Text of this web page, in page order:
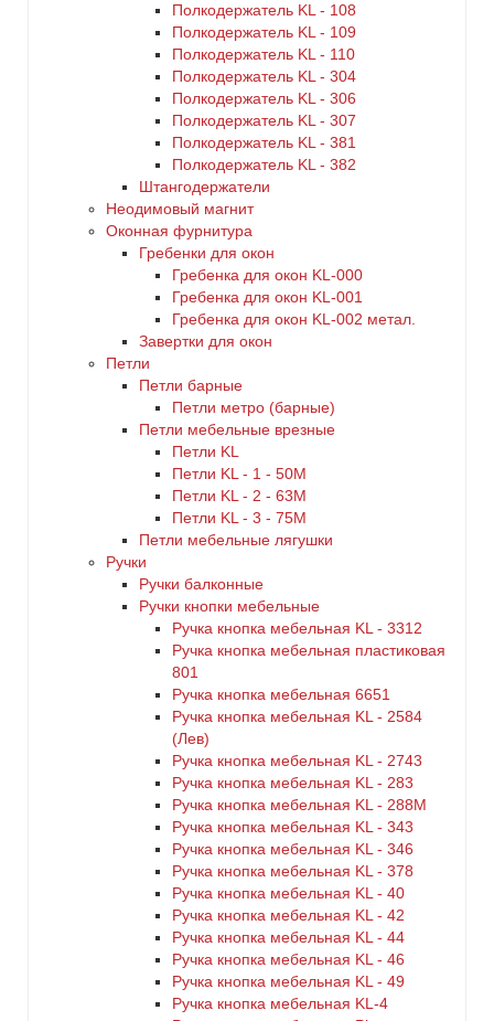
Полкодержатель KL - 108
Полкодержатель KL - 109
Полкодержатель KL - 110
Полкодержатель KL - 304
Полкодержатель KL - 306
Полкодержатель KL - 307
Полкодержатель KL - 381
Полкодержатель KL - 382
Штангодержатели
Неодимовый магнит
Оконная фурнитура
Гребенки для окон
Гребенка для окон KL-000
Гребенка для окон KL-001
Гребенка для окон KL-002 метал.
Завертки для окон
Петли
Петли барные
Петли метро (барные)
Петли мебельные врезные
Петли KL
Петли KL - 1 - 50M
Петли KL - 2 - 63M
Петли KL - 3 - 75M
Петли мебельные лягушки
Ручки
Ручки балконные
Ручки кнопки мебельные
Ручка кнопка мебельная KL - 3312
Ручка кнопка мебельная пластиковая
801
Ручка кнопка мебельная 6651
Ручка кнопка мебельная KL - 2584
(Лев)
Ручка кнопка мебельная KL - 2743
Ручка кнопка мебельная KL - 283
Ручка кнопка мебельная KL - 288M
Ручка кнопка мебельная KL - 343
Ручка кнопка мебельная KL - 346
Ручка кнопка мебельная KL - 378
Ручка кнопка мебельная KL - 40
Ручка кнопка мебельная KL - 42
Ручка кнопка мебельная KL - 44
Ручка кнопка мебельная KL - 46
Ручка кнопка мебельная KL - 49
Ручка кнопка мебельная KL-4